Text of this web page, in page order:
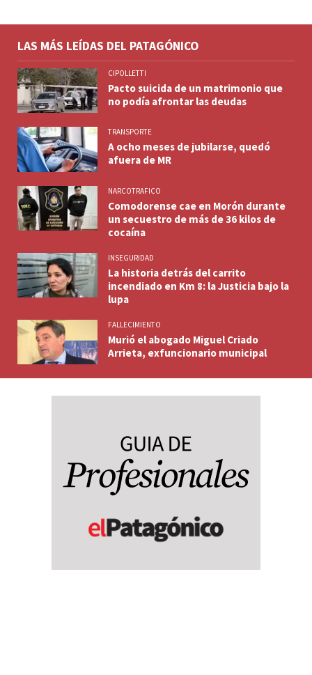
LAS MÁS LEÍDAS DEL PATAGÓNICO
CIPOLLETTI
Pacto suicida de un matrimonio que
no podía afrontar las deudas
TRANSPORTE
A ocho meses de jubilarse, quedó
afuera de MR
NARCOTRAFICO
Comodorense cae en Morón durante
un secuestro de más de 36 kilos de
cocaína
INSEGURIDAD
La historia detrás del carrito
incendiado en Km 8: la Justicia bajo la
lupa
FALLECIMIENTO
Murió el abogado Miguel Criado
Arrieta, exfuncionario municipal